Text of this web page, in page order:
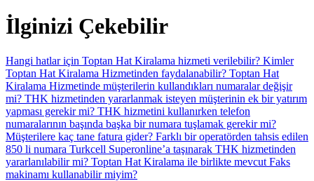
İlginizi Çekebilir
Hangi hatlar için Toptan Hat Kiralama hizmeti verilebilir? Kimler
Toptan Hat Kiralama Hizmetinden faydalanabilir? Toptan Hat
Kiralama Hizmetinde müşterilerin kullandıkları numaralar değişir
mi? THK hizmetinden yararlanmak isteyen müşterinin ek bir yatırım
yapması gerekir mi? THK hizmetini kullanırken telefon
numaralarının başında başka bir numara tuşlamak gerekir mi?
Müşterilere kaç tane fatura gider? Farklı bir operatörden tahsis edilen
850 li numara Turkcell Superonline’a taşınarak THK hizmetinden
yararlanılabilir mi? Toptan Hat Kiralama ile birlikte mevcut Faks
makinamı kullanabilir miyim?